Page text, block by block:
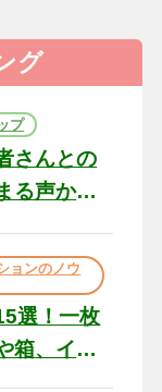
グ
プ
さんとの
る声かけ
）
ョンのノウ
選！一枚
箱、イン